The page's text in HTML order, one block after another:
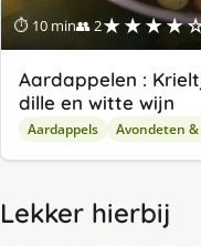
⏱ 10 min👥 2
Aardappelen :
dille en witte wijn
Aardappels Avondeten
Lekker hierbij